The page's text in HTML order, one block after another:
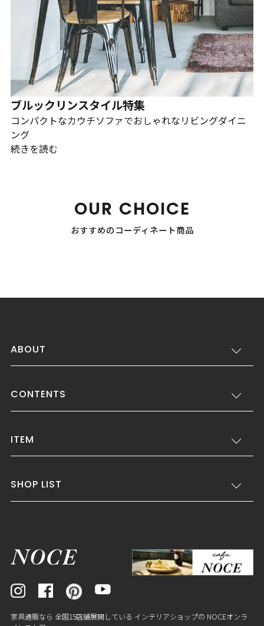
ブルックリンスタイル特集
コンパクトなカウチソファでおしゃれなリビングダイニ
ング
続きを読む
OUR CHOICE
おすすめのコーディネート商品
ABOUT
CONTENTS
ITEM
SHOP LIST
家具通販なら 全国15店舗展開している インテリアショップの NOCEオンラ